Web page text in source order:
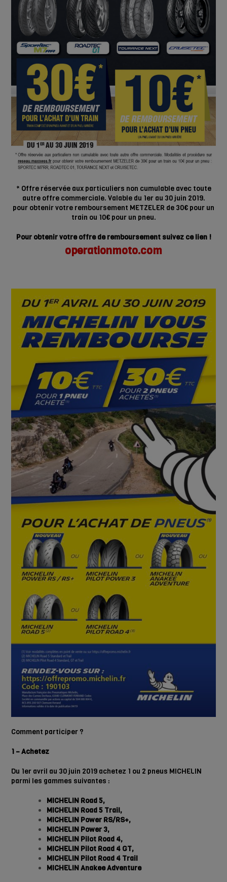
* Offre réservée aux particuliers non cumulable avec toute
autre offre commerciale. Valable du 1er au 30 juin 2019.
pour obtenir votre remboursement METZELER de 30€ pour un
train ou 10€ pour un pneu.
Pour obtenir votre offre de remboursement suivez ce lien !
operationmoto.com
Comment participer ?
1 – Achetez
Du 1er avril au 30 juin 2019 achetez 1 ou 2 pneus MICHELIN
parmi les gammes suivantes :
MICHELIN Road 5,
MICHELIN Road 5 Trail,
MICHELIN Power RS/RS+,
MICHELIN Power 3,
MICHELIN Pilot Road 4,
MICHELIN Pilot Road 4 GT,
MICHELIN Pilot Road 4 Trail
MICHELIN Anakee Adventure